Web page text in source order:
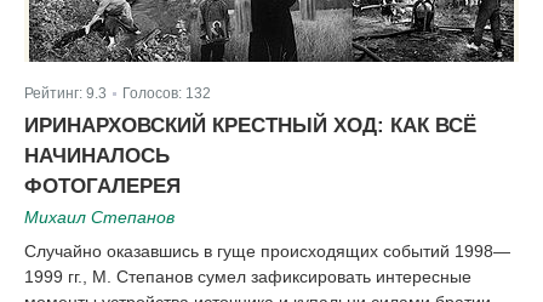
Рейтинг: 9.3 Голосов: 132
ИРИНАРХОВСКИЙ КРЕСТНЫЙ ХОД: КАК ВСЁ
НАЧИНАЛОСЬ
ФОТОГАЛЕРЕЯ
Михаил Степанов
Случайно оказавшись в гуще происходящих событий 1998—
1999 гг., М. Степанов сумел зафиксировать интересные